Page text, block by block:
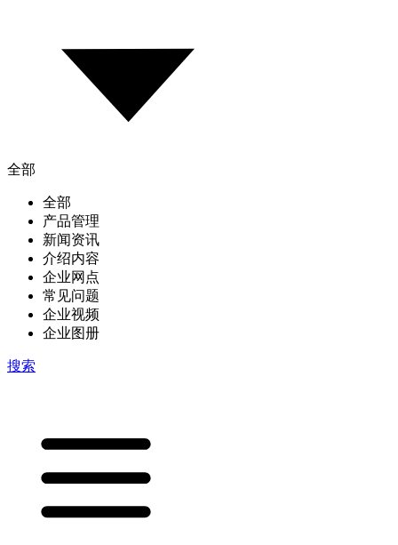
全部
全部
产品管理
新闻资讯
介绍内容
企业网点
常见问题
企业视频
企业图册
搜索